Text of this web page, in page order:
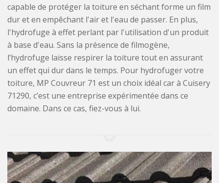
capable de protéger la toiture en séchant forme un film
dur et en empêchant l'air et l'eau de passer. En plus,
l'hydrofuge à effet perlant par l'utilisation d'un produit
à base d'eau. Sans la présence de filmogène,
l’hydrofuge laisse respirer la toiture tout en assurant
un effet qui dur dans le temps. Pour hydrofuger votre
toiture, MP Couvreur 71 est un choix idéal car à Cuisery
71290, c’est une entreprise expérimentée dans ce
domaine. Dans ce cas, fiez-vous à lui.